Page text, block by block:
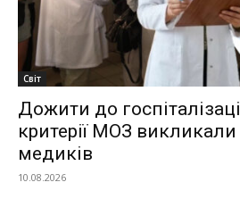
Світ
Дожити до
критерії МОЗ
медиків
10.08.2026